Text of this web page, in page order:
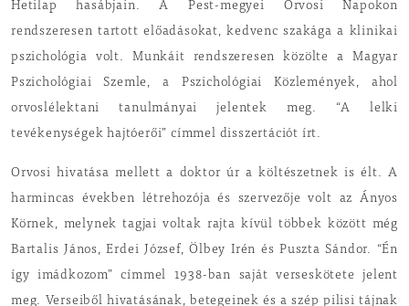
Hetilap hasábjain. A Pest-megyei Orvosi Napokon
rendszeresen tartott előadásokat, kedvenc szakága a klinikai
pszichológia volt. Munkáit rendszeresen közölte a Magyar
Pszichológiai Szemle, a Pszichológiai Közlemények, ahol
orvoslélektani tanulmányai jelentek meg. “A lelki
tevékenységek hajtóerői” címmel disszertációt írt.
Orvosi hivatása mellett a doktor úr a költészetnek is élt. A
harmincas években létrehozója és szervezője volt az Ányos
Körnek, melynek tagjai voltak rajta kívül többek között még
Bartalis János, Erdei József, Ölbey Irén és Puszta Sándor. “Én
így imádkozom” címmel 1938-ban saját verseskötete jelent
meg. Verseiből hivatásának, betegeinek és a szép pilisi tájnak